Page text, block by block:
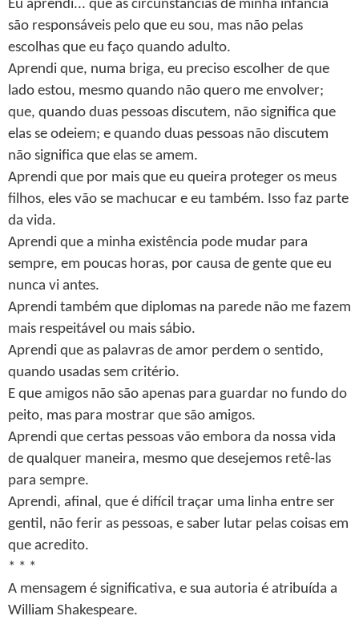
Eu aprendi... que as circunstâncias de minha infância
são responsáveis pelo que eu sou, mas não pelas
escolhas que eu faço quando adulto.
Aprendi que, numa briga, eu preciso escolher de que
lado estou, mesmo quando não quero me envolver;
que, quando duas pessoas discutem, não significa que
elas se odeiem; e quando duas pessoas não discutem
não significa que elas se amem.
Aprendi que por mais que eu queira proteger os meus
filhos, eles vão se machucar e eu também. Isso faz parte
da vida.
Aprendi que a minha existência pode mudar para
sempre, em poucas horas, por causa de gente que eu
nunca vi antes.
Aprendi também que diplomas na parede não me fazem
mais respeitável ou mais sábio.
Aprendi que as palavras de amor perdem o sentido,
quando usadas sem critério.
E que amigos não são apenas para guardar no fundo do
peito, mas para mostrar que são amigos.
Aprendi que certas pessoas vão embora da nossa vida
de qualquer maneira, mesmo que desejemos retê-las
para sempre.
Aprendi, afinal, que é difícil traçar uma linha entre ser
gentil, não ferir as pessoas, e saber lutar pelas coisas em
que acredito.
* * *
A mensagem é significativa, e sua autoria é atribuída a
William Shakespeare.